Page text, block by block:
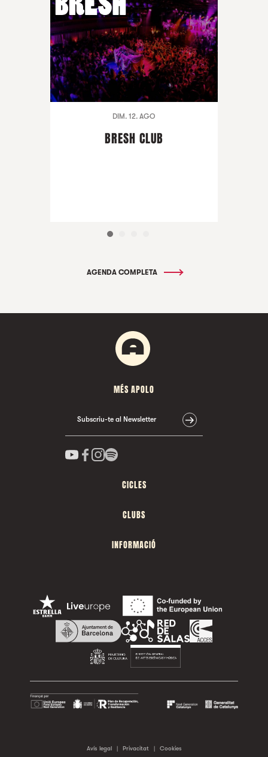
DIM. 12. AGO
BRESH CLUB
AGENDA COMPLETA
MÉS APOLO
Subscriu-te al Newsletter
CICLES
CLUBS
INFORMACIÓ
Avís legal | Privacitat | Cookies